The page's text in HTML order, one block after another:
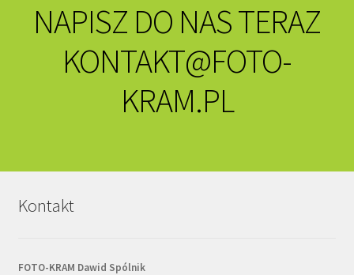
NAPISZ DO NAS TERAZ
KONTAKT@FOTO-
KRAM.PL
Kontakt
FOTO-KRAM Dawid Spólnik